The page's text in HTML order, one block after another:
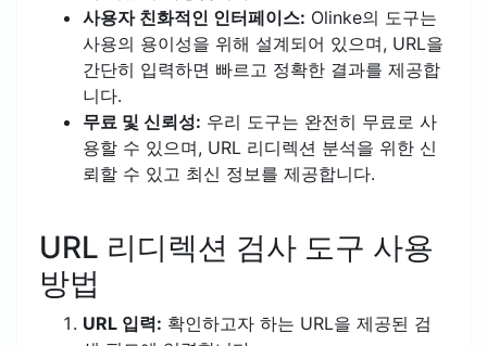
사용자 친화적인 인터페이스: Olinke의 도구는
사용의 용이성을 위해 설계되어 있으며, URL을
간단히 입력하면 빠르고 정확한 결과를 제공합
니다.
무료 및 신뢰성: 우리 도구는 완전히 무료로 사
용할 수 있으며, URL 리디렉션 분석을 위한 신
뢰할 수 있고 최신 정보를 제공합니다.
URL 리디렉션 검사 도구 사용
방법
URL 입력: 확인하고자 하는 URL을 제공된 검